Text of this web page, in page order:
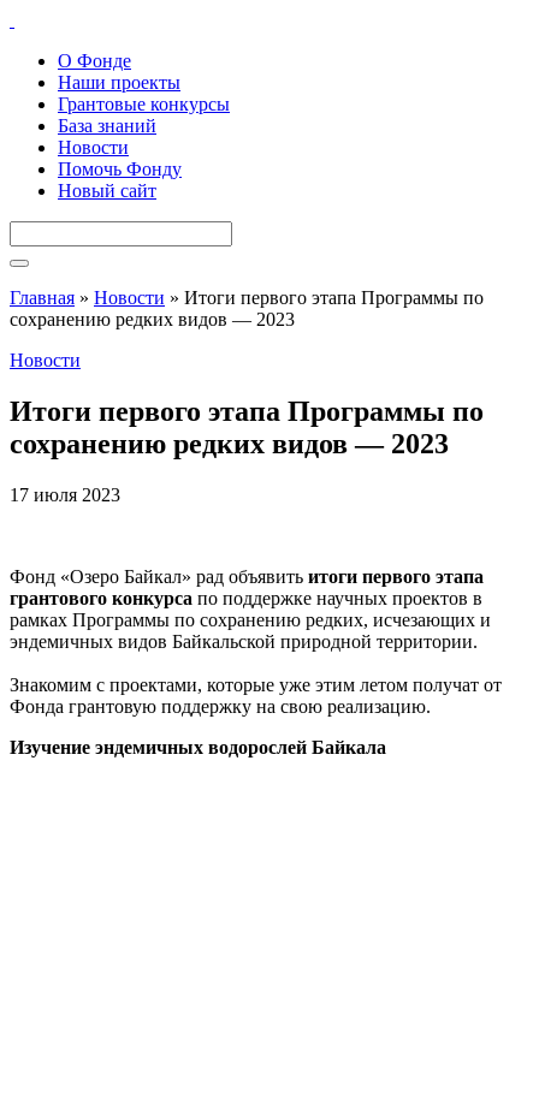
О Фонде
Наши проекты
Грантовые конкурсы
База знаний
Новости
Помочь Фонду
Новый сайт
Главная » Новости » Итоги первого этапа Программы по
сохранению редких видов — 2023
Новости
Итоги первого этапа Программы по
сохранению редких видов — 2023
17 июля 2023
Фонд «Озеро Байкал» рад объявить итоги первого этапа
грантового конкурса по поддержке научных проектов в
рамках Программы по сохранению редких, исчезающих и
эндемичных видов Байкальской природной территории.
Знакомим с проектами, которые уже этим летом получат от
Фонда грантовую поддержку на свою реализацию.
Изучение эндемичных водорослей Байкала